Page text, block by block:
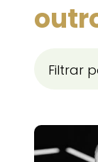
Filtrar